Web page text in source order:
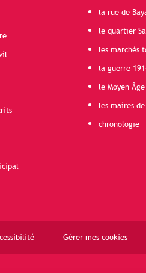
la rue de
le quartier
les marchés
la guerre
le Moyen Âge
les maires
chronologie
Gérer mes cookies